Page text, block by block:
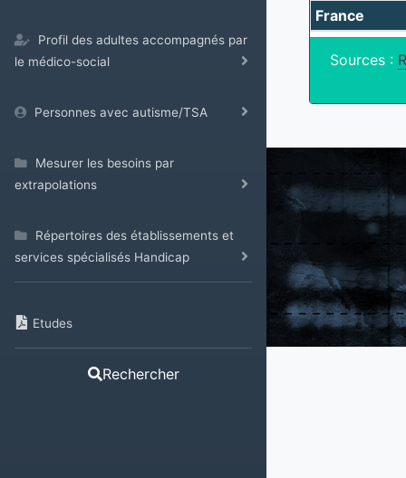
Profil des adultes accompagnés par
le médico-social
Personnes avec autisme/TSA
Mesurer les besoins par
extrapolations
Répertoires des établissements et
services spécialisés Handicap
Etudes
Rechercher
France
Sources :